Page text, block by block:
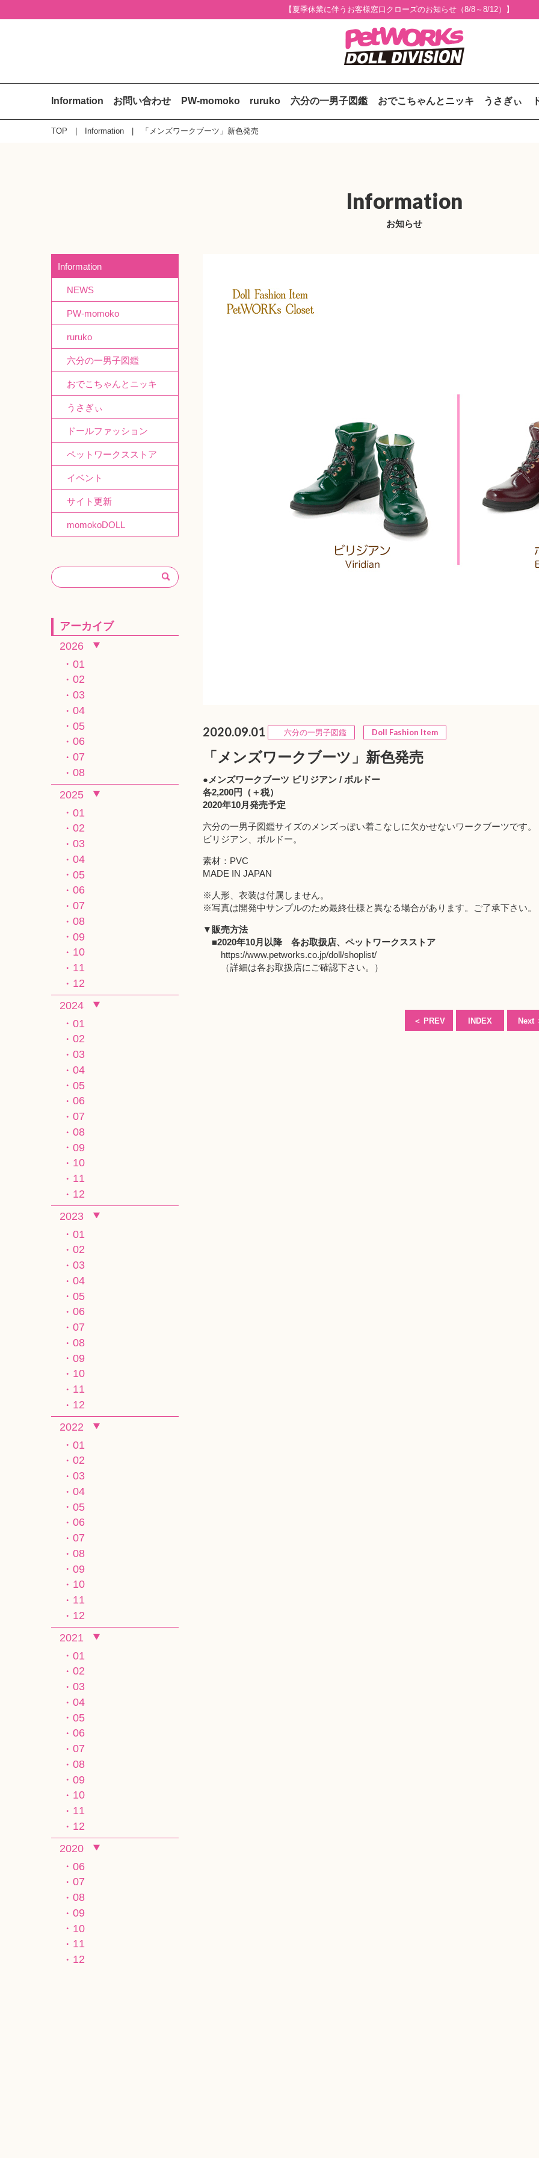
【夏季休業に伴うお客様窓口クローズのお知らせ（8/8～8/12）】
Information お問い合わせ PW-momoko ruruko 六分の一男子図鑑 おでこちゃんとニッキ うさぎぃ
TOP Information 「メンズワークブーツ」新色発売
Information
お知らせ
2020.09.01 六分の一男子図鑑 Doll Fashion Item
「メンズワークブーツ」新色発売
●メンズワークブーツ ビリジアン / ボルドー
各2,200円（＋税）
2020年10月発売予定
六分の一男子図鑑サイズのメンズっぽい着こなしに欠かせないワークブーツです。
ビリジアン、ボルドー。
素材：PVC
MADE IN JAPAN
※人形、衣装は付属しません。
※写真は開発中サンプルのため最終仕様と異なる場合があります。ご了承下さい。
▼販売方法
■2020年10月以降 各お取扱店、 ペットワークスストア
https://www.petworks.co.jp/doll/shoplist/
（詳細は各お取扱店にご確認下さい。）
＜ PREV INDEX Next
Information
NEWS
PW-momoko
ruruko
六分の一男子図鑑
おでこちゃんとニッキ
うさぎぃ
ドールファッション
ペットワークスストア
イベント
サイト更新
momokoDOLL
アーカイブ
2026
01
02
03
04
05
06
07
08
2025
01
02
03
04
05
06
07
08
09
10
11
12
2024
01
02
03
04
05
06
07
08
09
10
11
12
2023
01
02
03
04
05
06
07
08
09
10
11
12
2022
01
02
03
04
05
06
07
08
09
10
11
12
2021
01
02
03
04
05
06
07
08
09
10
11
12
2020
06
07
08
09
10
11
12